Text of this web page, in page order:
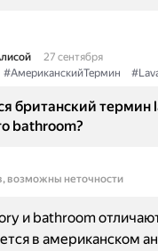
27 сентября
#АмериканскийТермин
британский термин
bathroom?
возможны неточности
и bathroom
в американском